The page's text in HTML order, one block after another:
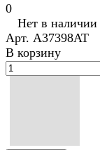
0
Нет в наличии
Арт. A37398AT
В корзину